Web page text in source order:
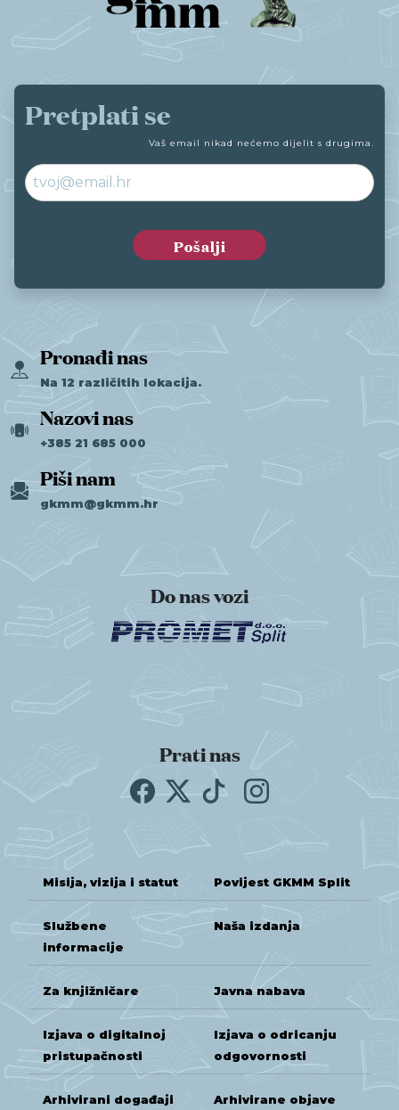
Pretplati se
Vaš email nikad nećemo dijelit s drugima.
Pronađi nas
Na 12 različitih lokacija.
Nazovi nas
+385 21 685 000
Piši nam
gkmm@gkmm.hr
Do nas vozi
Prati nas
Misija, vizija i statut Povijest GKMM Split
Službene
informacije
Naša izdanja
Za knjižničare Javna nabava
Izjava o digitalnoj
pristupačnosti
Izjava o odricanju
odgovornosti
Arhivirani događaji Arhivirane objave